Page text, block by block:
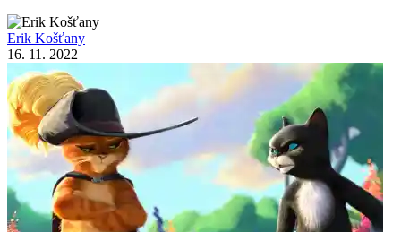
Erik Košťany
16. 11. 2022